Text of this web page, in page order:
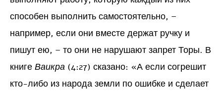
способен выполнить самостоятельно, –
например, если они вместе держат ручку и
пишут ею, – то они не нарушают запрет Торы. В
книге Ваикра (4:27) сказано: «А если согрешит
кто-либо из народа земли по ошибке и сделает